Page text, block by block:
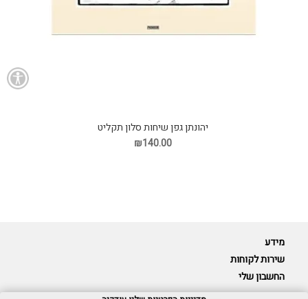
יהונתן גפן שיחות סלון תקליט
₪140.00
מידע
שירות לקוחות
החשבון שלי